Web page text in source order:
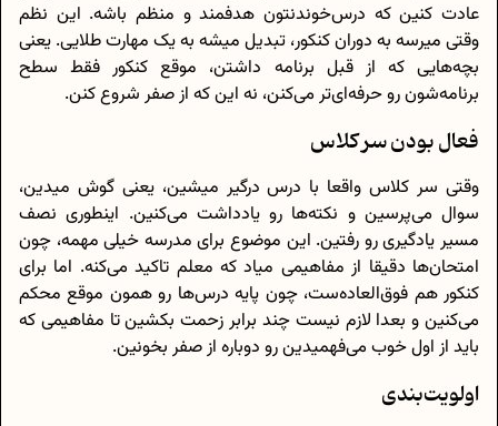
عادت کنین که درس‌خوندنتون هدفمند و منظم باشه. این نظم
وقتی میرسه به دوران کنکور، تبدیل میشه به یک مهارت طلایی. یعنی
بچه‌هایی که از قبل برنامه داشتن، موقع کنکور فقط سطح
برنامه‌شون رو حرفه‌ای‌تر می‌کنن، نه این که از صفر شروع کنن.
فعال بودن سر کلاس
وقتی سر کلاس واقعا با درس درگیر میشین، یعنی گوش میدین،
سوال می‌پرسین و نکته‌ها رو یادداشت می‌کنین. اینطوری نصف
مسیر یادگیری رو رفتین. این موضوع برای مدرسه خیلی مهمه، چون
امتحان‌ها دقیقا از مفاهیمی میاد که معلم تاکید می‌کنه. اما برای
کنکور هم فوق‌العاده‌ست، چون پایه‌ درس‌ها رو همون موقع محکم
می‌کنین و بعدا لازم نیست چند برابر زحمت بکشین تا مفاهیمی که
باید از اول خوب می‌فهمیدین رو دوباره از صفر بخونین.
اولویت‌بندی